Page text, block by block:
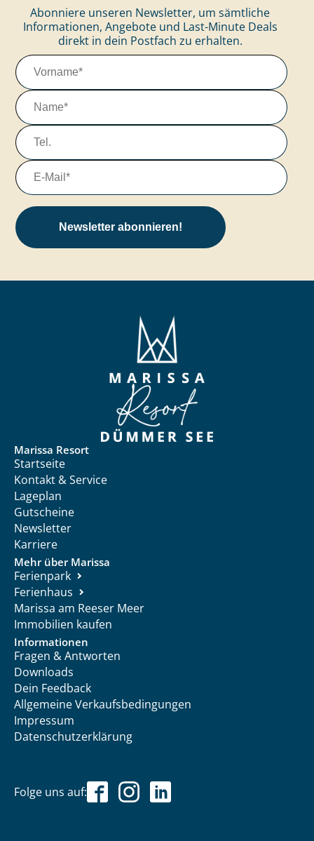
Abonniere unseren Newsletter, um sämtliche
Informationen, Angebote und Last-Minute Deals
direkt in dein Postfach zu erhalten.
Newsletter abonnieren!
Marissa Resort
Startseite
Kontakt & Service
Lageplan
Gutscheine
Newsletter
Karriere
Mehr über Marissa
Ferienpark
Ferienhaus
Marissa am Reeser Meer
Immobilien kaufen
Informationen
Fragen & Antworten
Downloads
Dein Feedback
Allgemeine Verkaufsbedingungen
Impressum
Datenschutzerklärung
Folge uns auf: